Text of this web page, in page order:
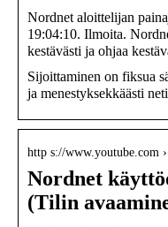
Nordnet aloittelijan
19:04:10. Ilmoita.
kestävästi ja ohjaa
Sijoittaminen on fiksua
ja menestyksekkäästi
http s://www.youtube.com
Nordnet
(Tilin